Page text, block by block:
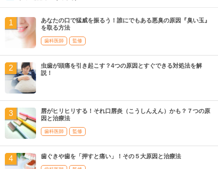
あなたの口で猛威を振るう！誰にでもある悪臭の原因『臭い玉』
を取る方法
歯科医師 監修
虫歯が頭痛を引き起こす？4つの原因とすぐできる対処法を解
説！
唇がヒリヒリする！それ口唇炎（こうしんえん）かも？７つの原
因と治療法
歯科医師 監修
歯ぐきや歯を「押すと痛い」！その５大原因と治療法